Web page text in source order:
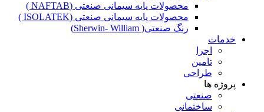
محصولات پایه سیمانی صنعتی (NAFTAB )
محصولات پایه سیمانی صنعتی (ISOLATEK )
رنگ صنعتی( Sherwin- William)
خدمات
اجرا
تامین
طراحی
پروژه ها
صنعتی
ساختمانی